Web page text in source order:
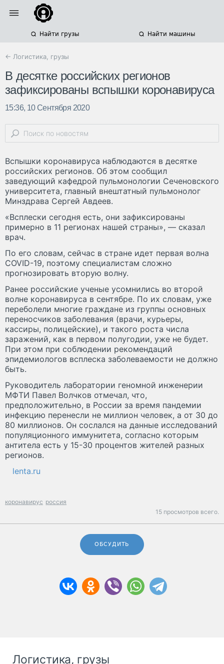
Найти грузы Найти машины
← Логистика, грузы
В десятке российских регионов
зафиксированы вспышки коронавируса
15:36, 10 Сентября 2020
Вспышки коронавируса наблюдаются в десятке
российских регионов. Об этом сообщил
заведующий кафедрой пульмонологии Сеченовского
университета, главный внештатный пульмонолог
Минздрава Сергей Авдеев.
«Всплески сегодня есть, они зафиксированы
примерно в 11 регионах нашей страны», — сказал
врач.
По его словам, сейчас в стране идет первая волна
COVID-19, поэтому специалистам сложно
прогнозировать вторую волну.
Ранее российские ученые усомнились во второй
волне коронавируса в сентябре. По их словам, уже
переболели многие граждане из группы основных
переносчиков заболевания (врачи, курьеры,
кассиры, полицейские), и такого роста числа
заражений, как в первом полугодии, уже не будет.
При этом при соблюдении рекомендаций
эпидемиологов всплеска заболеваемости не должно
быть.
Руководитель лаборатории геномной инженерии
МФТИ Павел Волчков отмечал, что,
предположительно, в России за время пандемии
инфекцию перенесли не миллион человек, а от 30 до
80 миллионов. Он сослался на данные исследований
популяционного иммунитета, согласно которым
антитела есть у 15-30 процентов жителей разных
регионов.
lenta.ru
коронавирус россия
15 просмотров всего.
ОБСУДИТЬ
Логистика, грузы